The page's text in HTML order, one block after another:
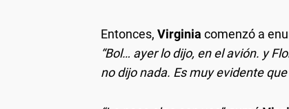
Entonces, Virginia comenzó a
“Bol… ayer lo dijo, en el avión. y
no dijo nada. Es muy evidente que